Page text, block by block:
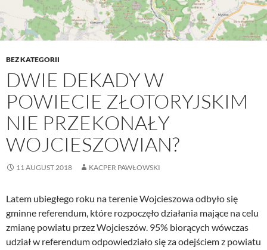
BEZ KATEGORII
DWIE DEKADY W
POWIECIE ZŁOTORYJSKIM
NIE PRZEKONAŁY
WOJCIESZOWIAN?
11 AUGUST 2018 KACPER PAWŁOWSKI
Latem ubiegłego roku na terenie Wojcieszowa odbyło się
gminne referendum, które rozpoczęło działania mające na celu
zmianę powiatu przez Wojcieszów. 95% biorących wówczas
udział w referendum odpowiedziało się za odejściem z powiatu